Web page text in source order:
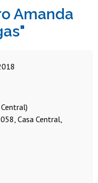
Amanda
Casa Central,